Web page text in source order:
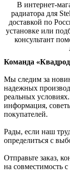
В интернет-
радиатора для
доставкой по
установке или
консультант
Команда
Мы следим за
надежных
реальных
информация,
покупателей.
Рады, если наш
определиться с
Отправьте заказ,
на совместимость